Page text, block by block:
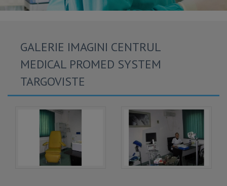
GALERIE IMAGINI CENTRUL
MEDICAL PROMED SYSTEM
TARGOVISTE